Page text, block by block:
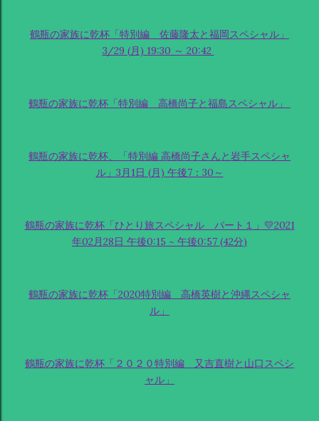
鶴瓶の家族に乾杯「特別編 佐藤隆太と福岡スペシャル」
3/29 (月) 19:30 ～ 20:42
鶴瓶の家族に乾杯「特別編 高橋尚子と福島スペシャル」
鶴瓶の家族に乾杯、「特別編 高橋尚子さんと岩手スペシャ
ル」3月1日 (月) 午後7：30～
鶴瓶の家族に乾杯「ひとり旅スペシャル パート１」💛2021
年02月28日 午後0:15 ~ 午後0:57 (42分)
鶴瓶の家族に乾杯「2020特別編 高橋英樹と沖縄スペシャ
ル」
鶴瓶の家族に乾杯「２０２０特別編 又吉直樹と山口スペシ
ャル」